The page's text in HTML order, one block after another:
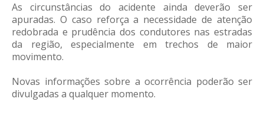
As circunstâncias do acidente ainda deverão ser
apuradas. O caso reforça a necessidade de atenção
redobrada e prudência dos condutores nas estradas
da região, especialmente em trechos de maior
movimento.
Novas informações sobre a ocorrência poderão ser
divulgadas a qualquer momento.